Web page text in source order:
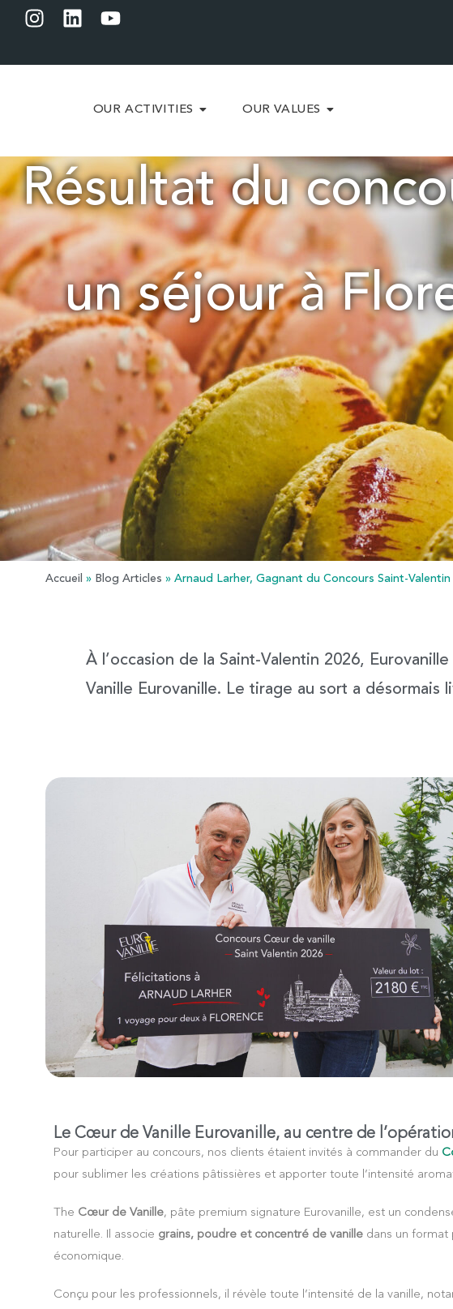
OUR ACTIVITIES OUR VALUES
Résultat du
un séjour à
Accueil » Blog Articles » Arnaud Larher, Gagnant du Concours Saint-Valentin
À l’occasion de la Saint-Valentin 2026,
Vanille Eurovanille. Le tirage au sort a désormais
Le Cœur de Vanille Eurovanille, au centre de
Pour participer au concours, nos clients étaient invités à commander du
pour sublimer les créations pâtissières et apporter toute l’intensité
The Cœur de Vanille, pâte premium signature Eurovanille, est un
naturelle. Il associe grains, poudre et concentré de vanilledans un format
économique.
Conçu pour les professionnels, il révèle toute l’intensité de la vanille,